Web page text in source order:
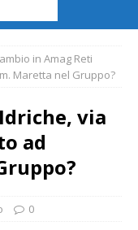
in Amag Reti
Maretta nel Gruppo?
via
ad
0